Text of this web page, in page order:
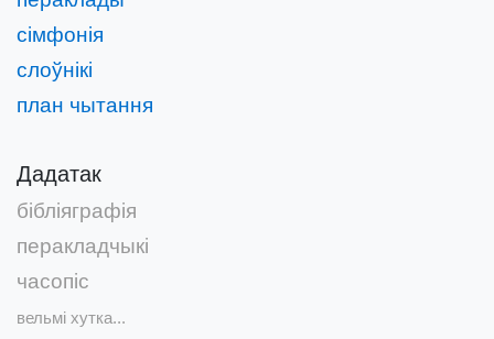
сімфонія
слоўнікі
план чытання
Дадатак
бібліяграфія
перакладчыкі
часопіс
вельмі хутка...